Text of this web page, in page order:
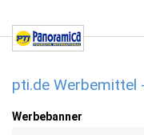
pti.de Werbemittel
Werbebanner